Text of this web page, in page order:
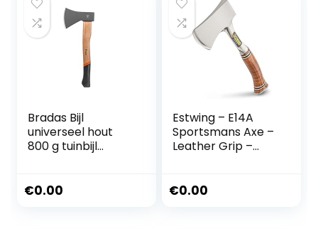
Bradas Bijl
universeel hout
800 g tuinbijl
€0.00
Estwing – E14A
Sportsmans Axe –
Leather Grip –
€0.00